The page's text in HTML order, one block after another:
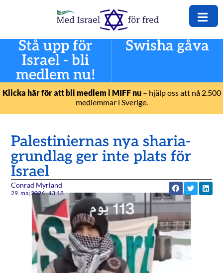
Stå upp för
Israel - bli
medlem nu!
Swisha gåva
Klicka här för att bli medlem i MIFF nu– hjälp oss att nå 2.500
medlemmar i Sverige.
Palestiniernas nya sharia-
grundlag ger inte plats för
Israel
Conrad Myrland
29. maj 2026 13:18